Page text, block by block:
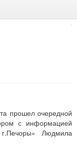
прошел очередной
с информацией
Людмила